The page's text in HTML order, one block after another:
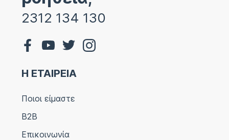
2312 134 130
Η ΕΤΑΙΡΕΙΑ
Ποιοι είμαστε
B2B
Επικοινωνία